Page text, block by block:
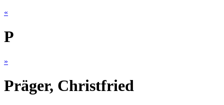
«
P
»
Präger, Christfried